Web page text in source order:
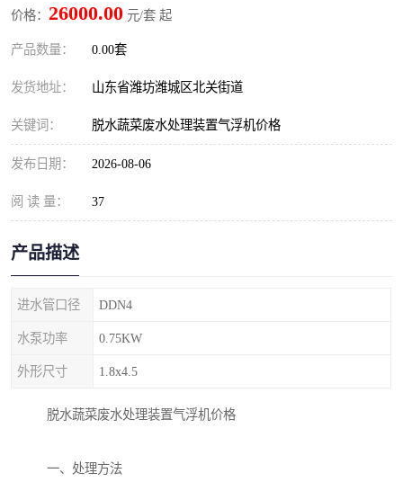
价格： 26000.00 元/套 起
产品数量： 0.00套
发货地址： 山东省潍坊潍城区北关街道
关键词： 脱水蔬菜废水处理装置气浮机价格
发布日期： 2026-08-06
阅 读 量： 37
产品描述
进水管口径 DDN4
水泵功率 0.75KW
外形尺寸 1.8x4.5
脱水蔬菜废水处理装置气浮机价格
一、处理方法
餐具消毒污水处理设备
塑料编织袋一体化污水处
理设备
养老院污水处理一体化设
整形医院污水处理设备
酿酒厂一体化污水处理设
备
生活一体化污水处理设备
复合二氧化氯发生器污水
处理设备
屠宰场一体化污水处理设
地埋式一体化污水处理设
备设备
加药装置污水设备
城乡生活污水处理设备设